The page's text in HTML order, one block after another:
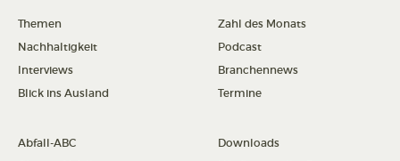
Themen
Nachhaltigkeit
Interviews
Blick ins Ausland
Zahl des Monats
Podcast
Branchennews
Termine
Abfall-ABC
Downloads